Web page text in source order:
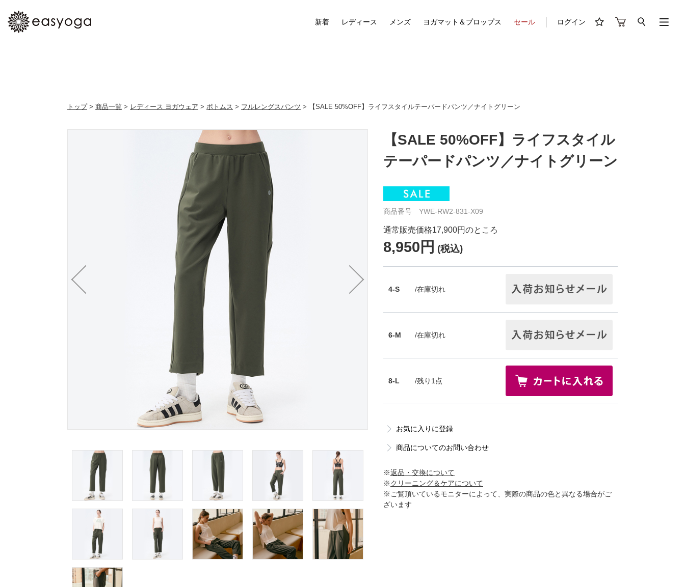
新着 レディース メンズ ヨガマット＆プロップス セール ログイン
トップ> 商品一覧 > レディース ヨガウェア > ボトムス > フルレングスパンツ > 【SALE 50%OFF】ライフスタイルテーパードパンツ／ナイトグリーン
【SALE 50%OFF】ライフスタイル
テーパードパンツ／ナイトグリーン
商品番号 YWE-RW2-831-X09
通常販売価格17,900円のところ
8,950円 (税込)
4-S /在庫切れ
6-M /在庫切れ
8-L /残り1点
お気に入りに登録
商品についてのお問い合わせ
※返品・交換について
※クリーニング＆ケアについて
※ご覧頂いているモニターによって、実際の商品の色と異なる場合がご
ざいます